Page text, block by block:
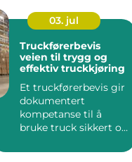
03. jul
Truckførerbevis
veien til trygg og
effektiv truckkjøring
Et truckførerbevis gir
dokumentert
kompetanse til å
bruke truck sikkert og
arbeidsplassen....